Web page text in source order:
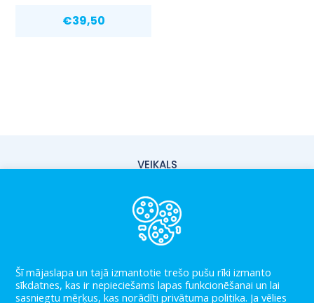
€39,50
VEIKALS
PAR MUMS
KONTAKTI
LIETOŠANAS NOTEIKUMI
PRIVĀTUMA POLITIKA
Šī mājaslapa un tajā izmantotie trešo pušu rīki izmanto
sīkdatnes, kas ir nepieciešams lapas funkcionēšanai un lai
sasniegtu mēŗķus, kas norādīti privātuma politika. Ja vēlies